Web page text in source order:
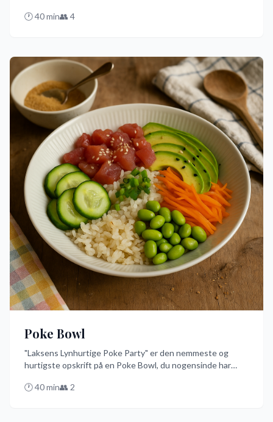
du en smagseksplosion, der gør denne ret til en favorit på
🕐40min👥 4
Poke Bowl
"Laksens Lynhurtige Poke Party" er den nemmeste og
hurtigste opskrift på en Poke Bowl, du nogensinde har
sushiris, er denne skål en fest for smagsløgene. Den er
🕐40min👥 2